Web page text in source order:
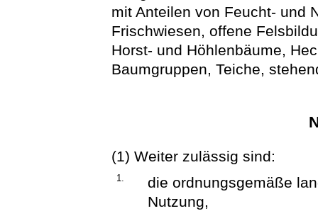
mit Anteilen von Feucht- und
Frischwiesen, offene
Horst- und Höhlenbäume,
Baumgruppen, Teiche,
(1) Weiter zulässig sind:
1.
die ordnungsgemäße
Nutzung,